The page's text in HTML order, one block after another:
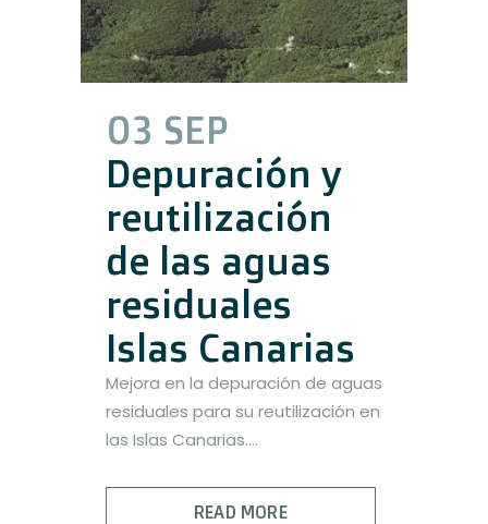
03 SEP
Depuración y
reutilización
de las aguas
residuales
Islas Canarias
Mejora en la depuración de aguas
residuales para su reutilización en
las Islas Canarias....
READ MORE